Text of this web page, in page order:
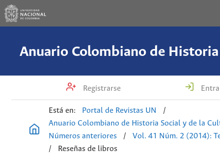
Registrarse
Está en: Portal de Revistas UN
/
Anuario Colombiano de Historia Social y de la
Números anteriores
/
Vol. 41 Núm. 2 (2014):
/
Reseñas de libros